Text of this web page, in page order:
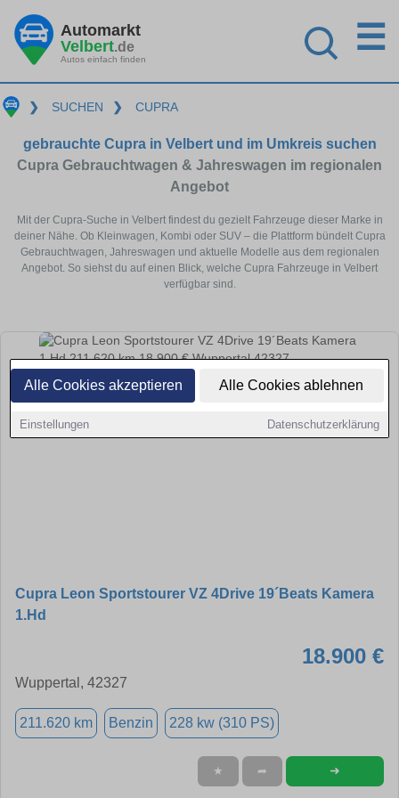
Alle Cookies akzeptieren Alle Cookies ablehnen
Einstellungen Datenschutzerklärung
Automarkt
Velbert.de
Autos einfach finden
☰
❯ SUCHEN ❯ CUPRA
gebrauchte Cupra in Velbert und im Umkreis suchen
Cupra Gebrauchtwagen & Jahreswagen im regionalen
Angebot
Mit der Cupra-Suche in Velbert findest du gezielt Fahrzeuge dieser Marke in
deiner Nähe. Ob Kleinwagen, Kombi oder SUV – die Plattform bündelt Cupra
Gebrauchtwagen, Jahreswagen und aktuelle Modelle aus dem regionalen
Angebot. So siehst du auf einen Blick, welche Cupra Fahrzeuge in Velbert
verfügbar sind.
Cupra Leon Sportstourer VZ 4Drive 19´Beats Kamera
1.Hd
18.900 €
Wuppertal, 42327
211.620 km Benzin 228 kw (310 PS)
★ ➦ ➜